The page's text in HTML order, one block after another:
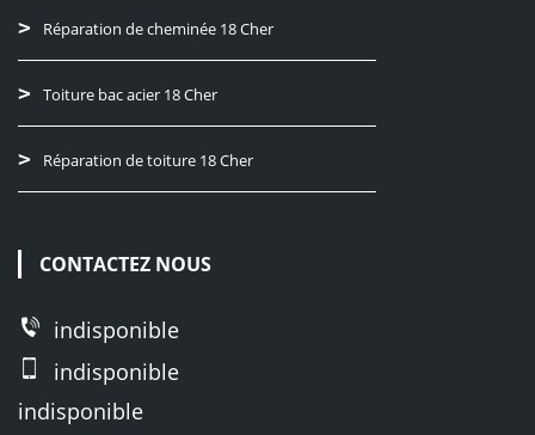
Réparation de cheminée 18 Cher
Toiture bac acier 18 Cher
Réparation de toiture 18 Cher
CONTACTEZ NOUS
indisponible
indisponible
indisponible